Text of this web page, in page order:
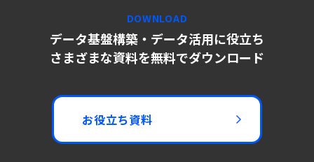
DOWNLOAD
データ基盤構築・データ活用に役立ち
さまざまな資料を無料でダウンロード
お役立ち資料